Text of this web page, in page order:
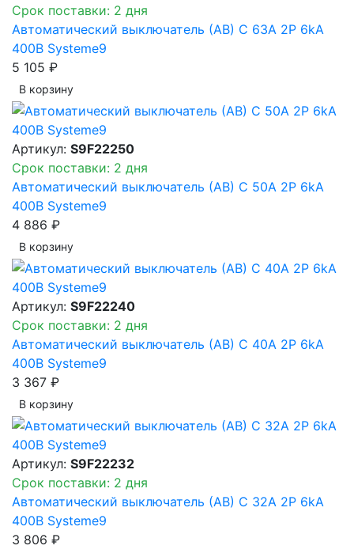
Срок поставки: 2 дня
Автоматический выключатель (АВ) C 63A 2P 6kA
400В Systeme9
5 105 ₽
В корзинy
Артикул: S9F22250
Срок поставки: 2 дня
Автоматический выключатель (АВ) C 50A 2P 6kA
400В Systeme9
4 886 ₽
В корзинy
Артикул: S9F22240
Срок поставки: 2 дня
Автоматический выключатель (АВ) C 40A 2P 6kA
400В Systeme9
3 367 ₽
В корзинy
Артикул: S9F22232
Срок поставки: 2 дня
Автоматический выключатель (АВ) C 32A 2P 6kA
400В Systeme9
3 806 ₽